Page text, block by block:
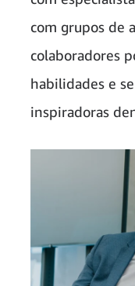
com grupos de
colaboradores
habilidades e
inspiradoras